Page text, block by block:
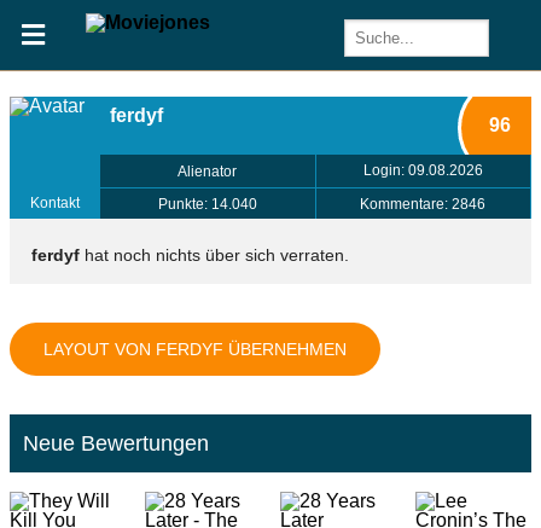
ferdyf 96
Alienator
Login: 09.08.2026
Kontakt
Punkte: 14.040 Kommentare: 2846
ferdyfhat noch nichts über sich verraten.
LAYOUT VON FERDYF ÜBERNEHMEN
Neue Bewertungen